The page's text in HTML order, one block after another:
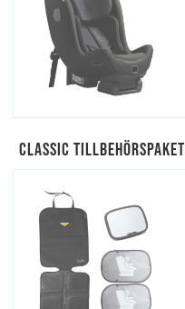
Classic Tillbehörspaket